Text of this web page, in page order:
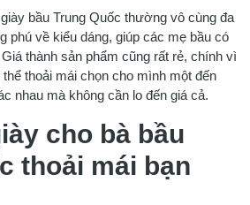
bầu Trung Quốc thường vô cùng đa
phú về kiểu dáng, giúp các mẹ bầu có
thành sản phẩm cũng rất rẻ, chính vì
thoải mái chọn cho mình một đến
nhau mà không cần lo đến giá cả.
cho bà bầu
thoải mái bạn